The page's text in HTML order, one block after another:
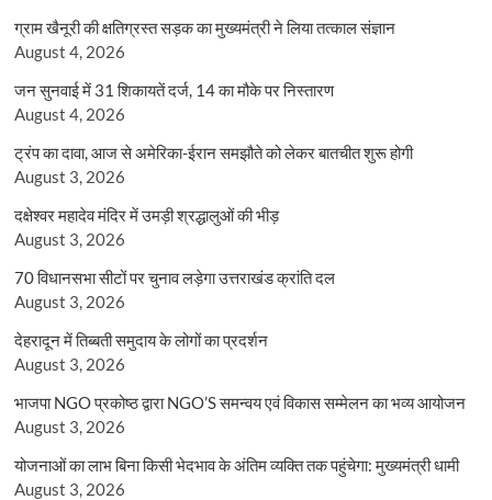
ग्राम खैनूरी की क्षतिग्रस्त सड़क का मुख्यमंत्री ने लिया तत्काल संज्ञान
August 4, 2026
जन सुनवाई में 31 शिकायतें दर्ज, 14 का मौके पर निस्तारण
August 4, 2026
ट्रंप का दावा, आज से अमेरिका-ईरान समझौते को लेकर बातचीत शुरू होगी
August 3, 2026
दक्षेश्वर महादेव मंदिर में उमड़ी श्रद्धालुओं की भीड़
August 3, 2026
70 विधानसभा सीटों पर चुनाव लड़ेगा उत्तराखंड क्रांति दल
August 3, 2026
देहरादून में तिब्बती समुदाय के लोगों का प्रदर्शन
August 3, 2026
भाजपा NGO प्रकोष्ठ द्वारा NGO’S समन्वय एवं विकास सम्मेलन का भव्य आयोजन
August 3, 2026
योजनाओं का लाभ बिना किसी भेदभाव के अंतिम व्यक्ति तक पहुंचेगा: मुख्यमंत्री धामी
August 3, 2026